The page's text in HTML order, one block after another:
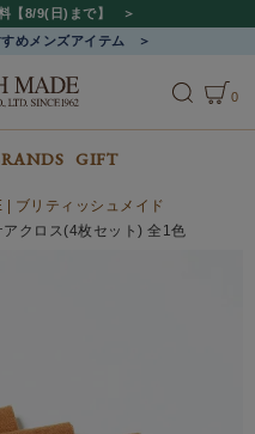
【8/9(日)まで】
めメンズアイテム
0
GIFT
| ブリティッシュメイド
クロス(4枚セット) 全1色